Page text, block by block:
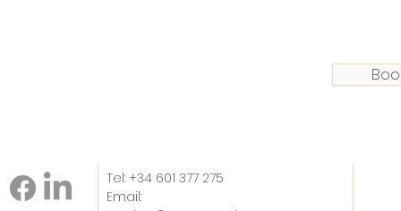
Tel: +34 601 377 275
Email: